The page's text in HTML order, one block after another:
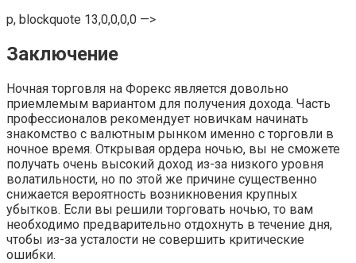
p, blockquote 13,0,0,0,0 —>
Заключение
Ночная торговля на Форекс является довольно
приемлемым вариантом для получения дохода. Часть
профессионалов рекомендует новичкам начинать
знакомство с валютным рынком именно с торговли в
ночное время. Открывая ордера ночью, вы не сможете
получать очень высокий доход из-за низкого уровня
волатильности, но по этой же причине существенно
снижается вероятность возникновения крупных
убытков. Если вы решили торговать ночью, то вам
необходимо предварительно отдохнуть в течение дня,
чтобы из-за усталости не совершить критические
ошибки.